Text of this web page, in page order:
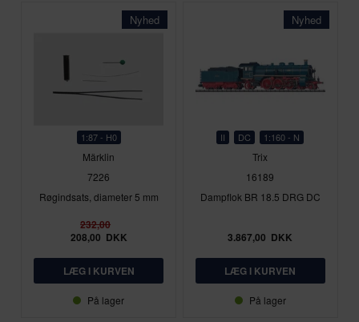
Nyhed
1:87 - H0
Märklin
7226
Røgindsats, diameter 5 mm
232,00
208,00 DKK
På lager
Nyhed
II DC 1:160 - N
Trix
16189
Dampflok BR 18.5 DRG DC
3.867,00 DKK
På lager